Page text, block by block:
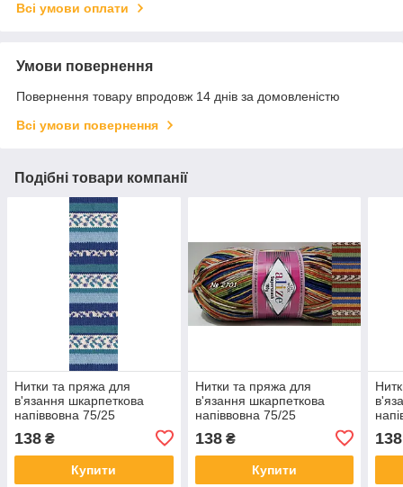
Всі умови оплати
Умови повернення
Повернення товару впродовж 14 днів за домовленістю
Всі умови повернення
Подібні товари компанії
Нитки та пряжа для
в'язання шкарпеткова
напіввовна 75/25
SUPERWASH COMFORT
SOCKS Супервош
Комфорт Сокс № 7708
138 ₴
Купити
Нитки та пряжа для
в'язання шкарпеткова
напіввовна 75/25
SUPERWASH COMFORT
SOCKS Супервош
Комфорт Сокс № 2701
138₴
Купити
138